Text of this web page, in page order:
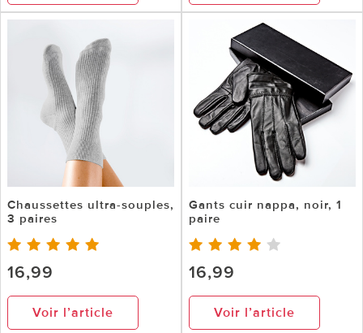
Chaussettes ultra-souples,
3 paires
16,99
Voir l’article
Gants cuir nappa, noir, 1
paire
16,99
Voir l’article